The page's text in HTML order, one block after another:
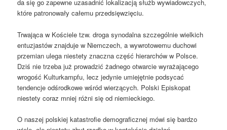
da się go zapewne uzasadnić lokalizacją służb wywiadowczych,
które patronowały całemu przedsięwzięciu.
Trwająca w Kościele tzw. droga synodalna szczególnie wielkich
entuzjastów znajduje w Niemczech, a wywrotowemu duchowi
przemian ulega niestety znaczna część hierarchów w Polsce.
Dziś nie trzeba już prowadzić żadnego otwarcie wyrażającego
wrogość Kulturkampfu, lecz jedynie umiejętnie podsycać
tendencje odśrodkowe wśród wierzących. Polski Episkopat
niestety coraz mniej różni się od niemieckiego.
O naszej polskiej katastrofie demograficznej mówi się bardzo